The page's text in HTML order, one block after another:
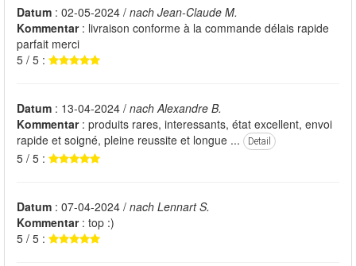
Datum : 02-05-2024 / nach Jean-Claude M.
Kommentar: livraison conforme à la commande délais rapide
parfait merci
5 / 5 :
Datum : 13-04-2024 / nach Alexandre B.
Kommentar: produits rares, interessants, état excellent, envoi
rapide et soigné, pleine reussite et longue ...
Detail
5 / 5 :
Datum : 07-04-2024 / nach Lennart S.
Kommentar: top :)
5 / 5 :